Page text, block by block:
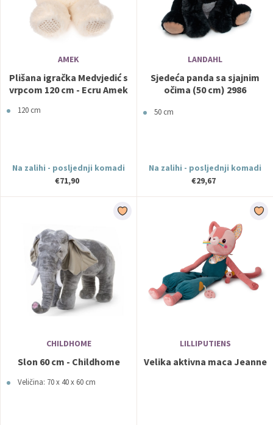
AMEK
Plišana igračka Medvjedić s
vrpcom 120 cm - Ecru Amek
120 cm
Na zalihi - posljednji komadi
€71,90
LANDAHL
Sjedeća panda sa sjajnim
očima (50 cm) 2986
50 cm
Na zalihi - posljednji komadi
€29,67
CHILDHOME
Slon 60 cm - Childhome
Veličina: 70 x 40 x 60 cm
LILLIPUTIENS
Velika aktivna maca Jeanne